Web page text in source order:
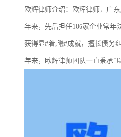
欧辉律师介绍：欧辉律师，广
年来，先后担任106家企业常年
获得显#着,曦#成就，擅长债务
年来，欧辉律师团队一直秉承“